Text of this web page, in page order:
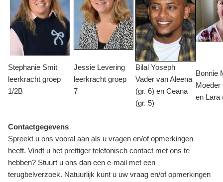
Stephanie Smit
leerkracht groep
1/2B
Jessie Levering
leerkracht groep
7
Bilal Yoseph
Vader van Aleena
(gr. 6) en Ceana
(gr. 5)
Bonnie
Moeder
en Lara
Contactgegevens
Spreekt u ons vooral aan als u vragen en/of opmerkingen
heeft. Vindt u het prettiger telefonisch contact met ons te
hebben? Stuurt u ons dan een e-mail met een
terugbelverzoek. Natuurlijk kunt u uw vraag en/of opmerkingen